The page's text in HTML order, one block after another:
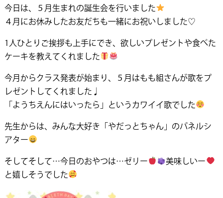
今日は、５月生まれの誕生会を行いました
４月にお休みしたお友だちも一緒にお祝いしました♡
1人ひとりご挨拶も上手にでき、欲しいプレゼントや食べた
ケーキを教えてくれました
今月からクラス発表が始まり、５月はもも組さんが歌をプ
レゼントしてくれました♩
「ようちえんにはいったら」というカワイイ歌でした
先生からは、みんな大好き「やだっとちゃん」のパネルシ
アター
そしてそして…今日のおやつは…ゼリー
美味しいー
と嬉しそうでした